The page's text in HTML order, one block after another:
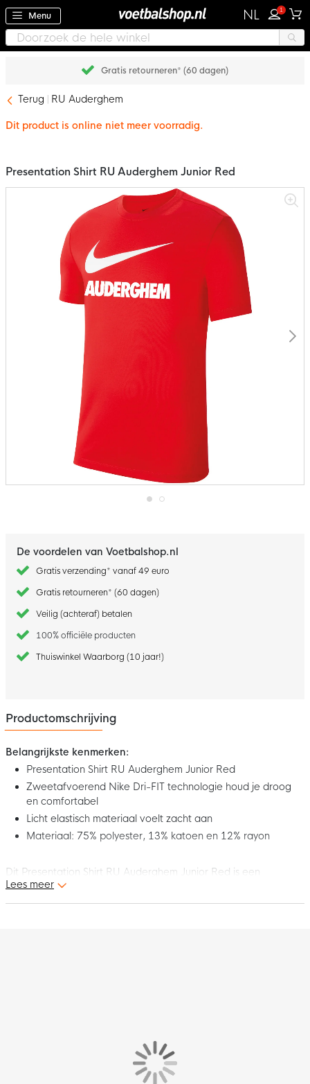
Menu NL 1
Gratis retourneren* (60 dagen)
Terug RU Auderghem
Dit product is online niet meer voorradig.
begin
van
afbeeldingen-
gallerij
Presentation Shirt RU Auderghem Junior Red
De voordelen van Voetbalshop.nl
Gratis verzending* vanaf 49 euro
Gratis retourneren* (60 dagen)
Veilig (achteraf) betalen
100% officiële producten
Thuiswinkel Waarborg (10 jaar!)
Productomschrijving
Belangrijkste kenmerken:
Presentation Shirt RU Auderghem Junior Red
Zweetafvoerend Nike Dri-FIT technologie houd je droog
en comfortabel
Licht elastisch materiaal voelt zacht aan
Materiaal: 75% polyester, 13% katoen en 12% rayon
Dit Presentation Shirt RU Auderghem Junior Red is een
voetbalessential voor buiten je training of wedstrijd. Het shirt
draagt comfortabel en is perfect om te dragen als je naar de
Het Nike Park t-shirt is gemaakt van licht en elastisch materiaal
en bestaat uit 75% polyester, 13% katoen en 12% rayon. Dit
materiaal is voorzien van de Nike Dri-FIT technologie. Dit zorgt
Lees meer